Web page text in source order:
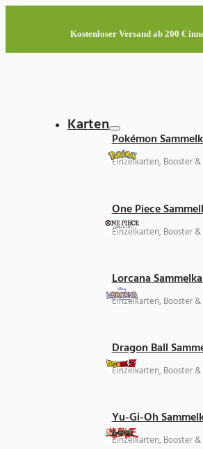
Kostenloser Versand ab 200 €
Karten
Pokémon
Einzelkarten, Booster &
One Piece
Einzelkarten, Booster
Lorcana
Einzelkarten, Booster &
Dragon Ball
Einzelkarten, Booster &
Yu-Gi-Oh
Einzelkarten, Booster &